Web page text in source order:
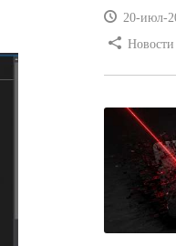
20-июл-
Видео